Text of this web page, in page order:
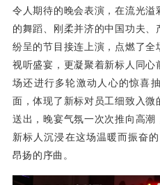
令人期待的晚会表演，在流光
的舞蹈、刚柔并济的中国功夫
纷呈的节目 接连上演， 点燃了全
视听盛宴，更凝聚着新标人同心
场还进行多轮激动人心的惊喜
面，体现了新标对员工细致入
送出，晚宴气氛一次次推向高
新标人沉浸在这场温暖而振奋
昂扬的序曲。